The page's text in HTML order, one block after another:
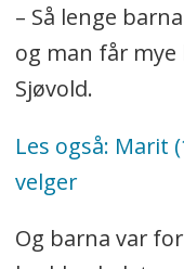
– Så lenge
og man får
Sjøvold.
Les også: Marit
velger
Og barna var